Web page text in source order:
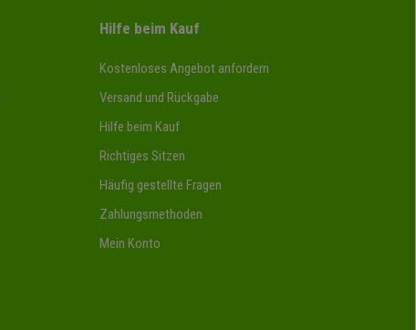
Hilfe beim Kauf
Kostenloses Angebot anfordern
Versand und Rückgabe
Hilfe beim Kauf
Richtiges Sitzen
Häufig gestellte Fragen
Zahlungsmethoden
Mein Konto